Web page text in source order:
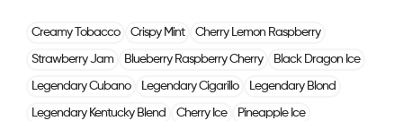
Creamy Tobacco Crispy Mint Cherry Lemon Raspberry
Strawberry Jam Blueberry Raspberry Cherry Black Dragon Ice
Legendary Cubano Legendary Cigarillo Legendary Blond
Legendary Kentucky Blend Cherry Ice Pineapple Ice